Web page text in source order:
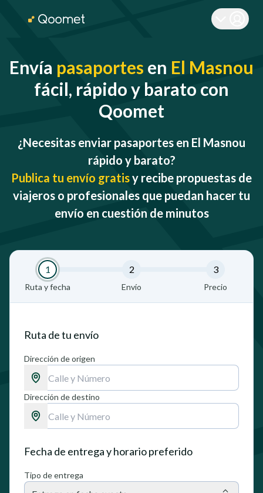
Envía pasaportes en El Masnou
fácil, rápido y barato con
Qoomet
¿Necesitas enviar pasaportes en El Masnou
rápido y barato?
Publica tu envío gratisy recibe propuestas de
viajeros o profesionales que puedan hacer tu
envío en cuestión de minutos
1
Ruta y fecha
2
Envío
3
Precio
Ruta de tu envío
Dirección de origen
Dirección de destino
Fecha de entrega y horario preferido
Tipo de entrega